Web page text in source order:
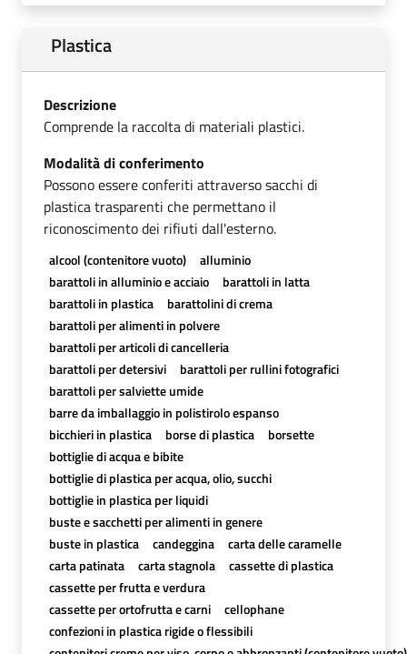
Plastica
Descrizione
Comprende la raccolta di materiali plastici.
Modalità di conferimento
Possono essere conferiti attraverso sacchi di
plastica trasparenti che permettano il
riconoscimento dei rifiuti dall'esterno.
alcool (contenitore vuoto)
alluminio
barattoli in alluminio e acciaio
barattoli in latta
barattoli in plastica
barattolini di crema
barattoli per alimenti in polvere
barattoli per articoli di cancelleria
barattoli per detersivi
barattoli per rullini fotografici
barattoli per salviette umide
barre da imballaggio in polistirolo espanso
bicchieri in plastica
borse di plastica
borsette
bottiglie di acqua e bibite
bottiglie di plastica per acqua, olio, succhi
bottiglie in plastica per liquidi
buste e sacchetti per alimenti in genere
buste in plastica
candeggina
carta delle caramelle
carta patinata
carta stagnola
cassette di plastica
cassette per frutta e verdura
cassette per ortofrutta e carni
cellophane
confezioni in plastica rigide o flessibili